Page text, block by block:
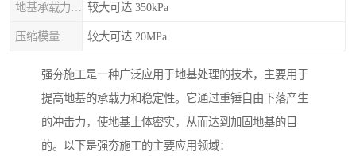
较大可达 350kPa
压缩模量 较大可达 20MPa
强夯施工是一种广泛应用于地基处理的技术，主要用于
提高地基的承载力和稳定性。它通过重锤自由下落产生
的冲击力，使地基土体密实，从而达到加固地基的目
的。以下是强夯施工的主要应用领域：